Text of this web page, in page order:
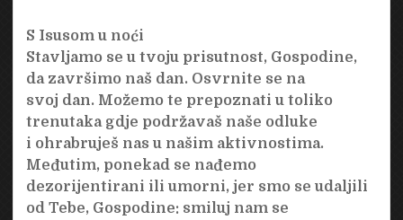
S Isusom u noći
Stavljamo se u tvoju prisutnost, Gospodine,
da završimo naš dan. Osvrnite se na
svoj dan. Možemo te prepoznati u toliko
trenutaka gdje podržavaš naše odluke
i ohrabruješ nas u našim aktivnostima.
Međutim, ponekad se nađemo
dezorijentirani ili umorni, jer smo se udaljili
od Tebe, Gospodine: smiluj nam se